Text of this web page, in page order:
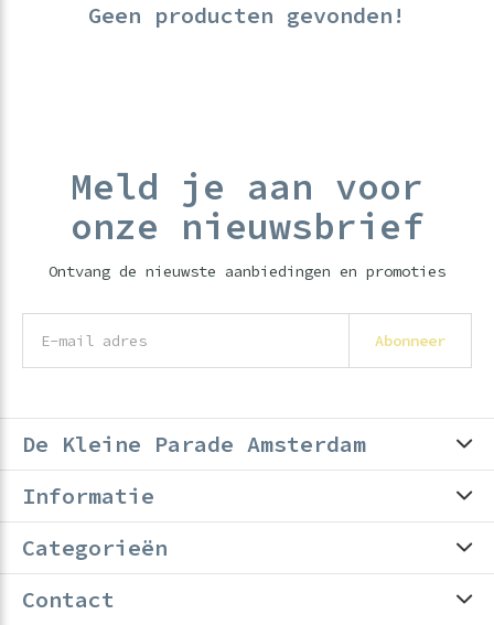
Geen producten gevonden!
Meld je aan voor
onze nieuwsbrief
Ontvang de nieuwste aanbiedingen en promoties
Abonneer
De Kleine Parade Amsterdam
Informatie
Categorieën
Contact